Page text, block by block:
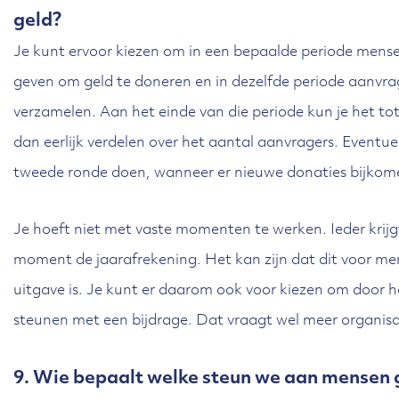
geld?
Je kunt ervoor kiezen om in een bepaalde periode
geven om geld te doneren en in dezelfde periode
verzamelen. Aan het einde van die periode kun je het
dan eerlijk verdelen over het aantal aanvragers.
tweede ronde doen, wanneer er nieuwe donaties
Je hoeft niet met vaste momenten te werken. Ieder
moment de jaarafrekening. Het kan zijn dat dit voor
uitgave is. Je kunt er daarom ook voor kiezen om door
steunen met een bijdrage. Dat vraagt wel meer
9. Wie bepaalt welke steun we aan mensen